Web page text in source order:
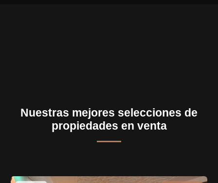
Nuestras mejores selecciones de
propiedades en venta